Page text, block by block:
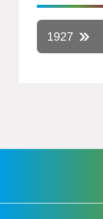
1927